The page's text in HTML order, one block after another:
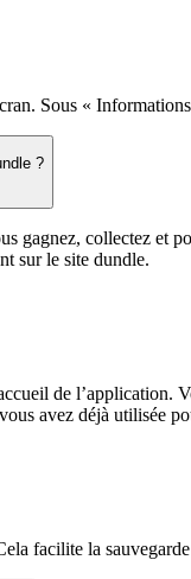
Sous «
?
collectez et
sur le site dundle.
de
avez déjà utilisée
facilite la